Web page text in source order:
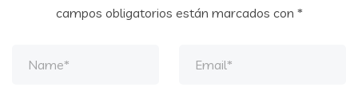
campos obligatorios están marcados con *